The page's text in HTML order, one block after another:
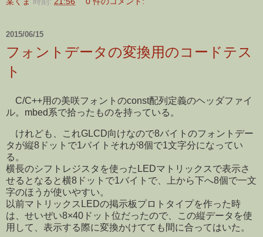
2015/06/15
フォントデータの変換用のコードテス
ト
C/C++用の美咲フォントのconst配列定義のヘッダファイ
ル。mbed系で拾ったものを持っている。
けれども、これGLCD向けなので8バイトのフォントデー
タが縦8ドットで1バイトそれが8個で1文字分になってい
る。
横長のシフトレジスタを使ったLEDマトリックスで表示さ
せるとなると横8ドットで1バイトで、上から下へ8個で一文
字のほうが使いやすい。
以前マトリックスLEDの掲示板プロトタイプを作った時
は、せいぜい8×40ドット位だったので、この縦データを使
用して、表示する際に変換かけてても間に合ってはいた。